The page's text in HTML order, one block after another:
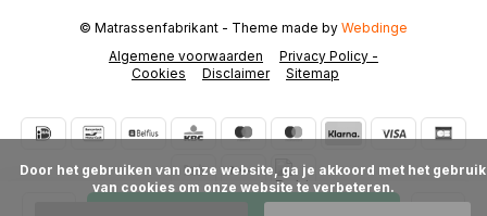
Algemene voorwaarden
Privacy Policy -
Cookies
Disclaimer Sitemap
© Matrassenfabrikant - Theme made by Webdinge
van cookies om onze website te verbeteren.